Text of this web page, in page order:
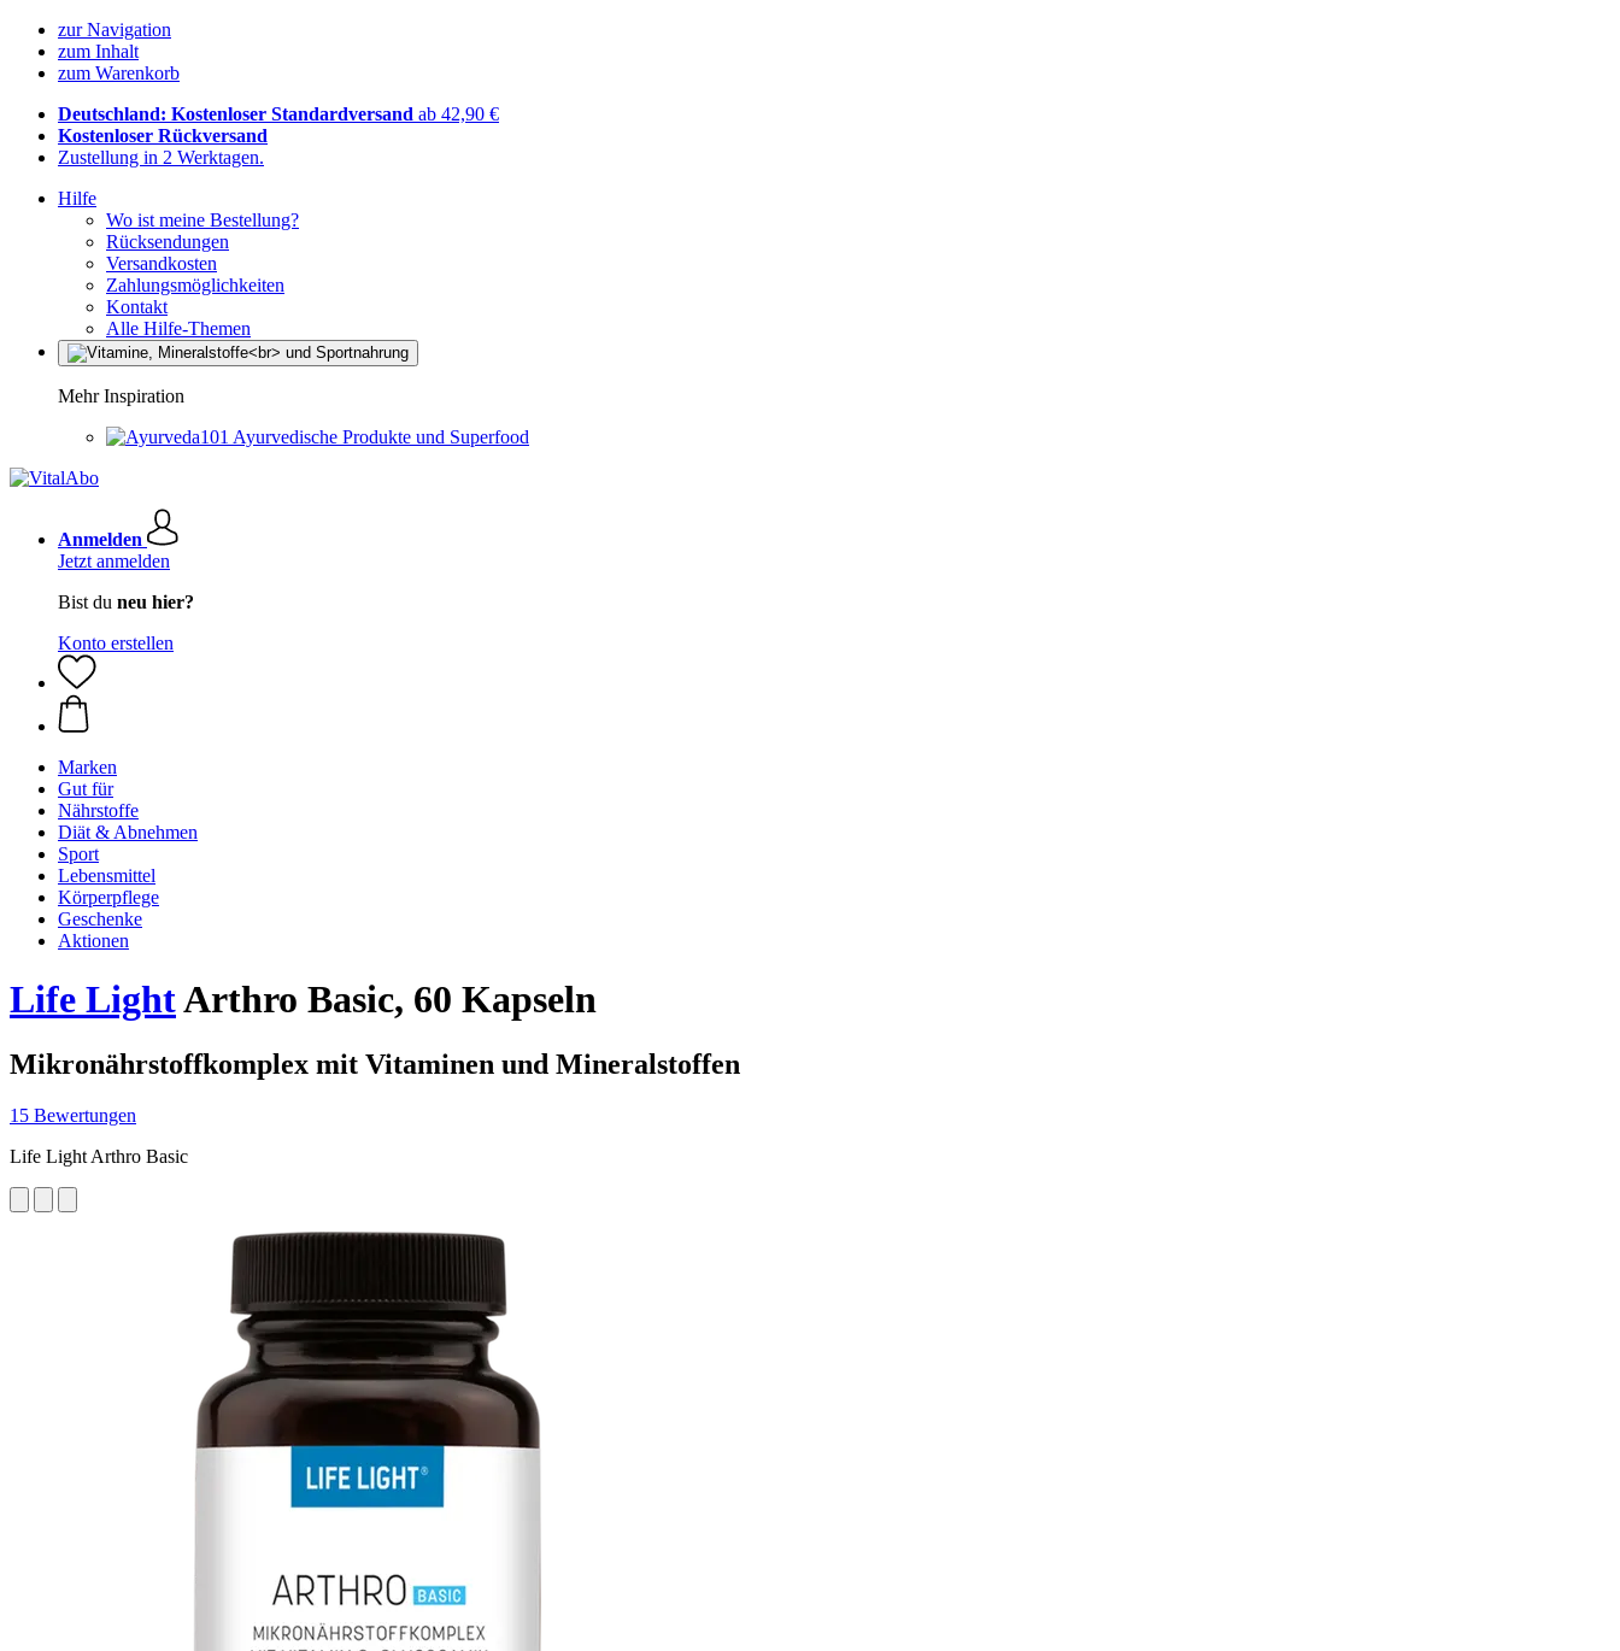
zur Navigation
zum Inhalt
zum Warenkorb
Deutschland: Kostenloser Standardversand ab 42,90 €
Kostenloser Rückversand
Zustellung in 2 Werktagen.
Hilfe
Wo ist meine Bestellung?
Rücksendungen
Versandkosten
Zahlungsmöglichkeiten
Kontakt
Alle Hilfe-Themen
Mehr Inspiration
Ayurvedische Produkte und Superfood
Anmelden
Jetzt anmelden
Bist du neu hier?
Konto erstellen
Marken
Gut für
Nährstoffe
Diät & Abnehmen
Sport
Lebensmittel
Körperpflege
Geschenke
Aktionen
Life LightArthro Basic, 60 Kapseln
Mikronährstoffkomplex mit Vitaminen und Mineralstoffen
15 Bewertungen
Life Light Arthro Basic